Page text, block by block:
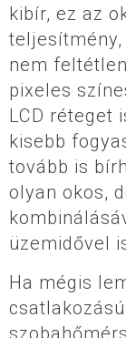
kibír, ez az
nem
pixeles
LCD réteget
kisebb
tovább is
olyan okos,
üzemidővel
Ha mégis